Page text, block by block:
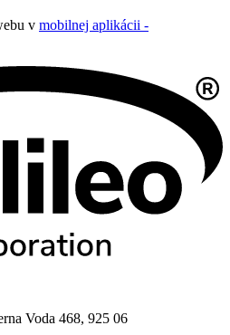
v mobilnej aplikácii -
Voda 468, 925 06